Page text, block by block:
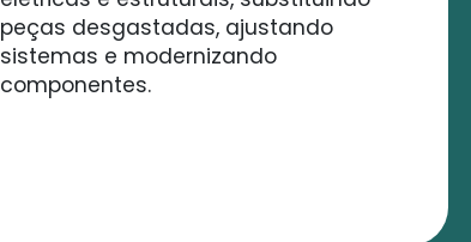
peças desgastadas, ajustando
sistemas e modernizando
componentes.